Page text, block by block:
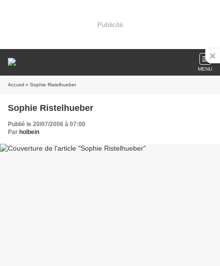
Publicité
MENU
Accueil » Sophie Ristelhueber
Sophie Ristelhueber
Publié le 20/07/2006 à 07:00
Par holbein